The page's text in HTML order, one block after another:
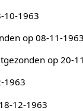
10-1963
op 08-11-1963
op 20-
1963
12-1963